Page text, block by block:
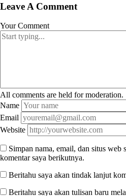
Leave A Comment
Your Comment
All comments are held for moderation.
Name
Email
Website
Simpan nama, email, dan situs web
komentar saya berikutnya.
Beritahu saya akan tindak lanjut
Beritahu saya akan tulisan baru